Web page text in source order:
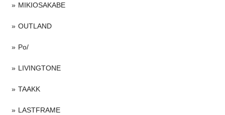
MIKIOSAKABE
OUTLAND
Po/
LIVINGTONE
TAAKK
LASTFRAME